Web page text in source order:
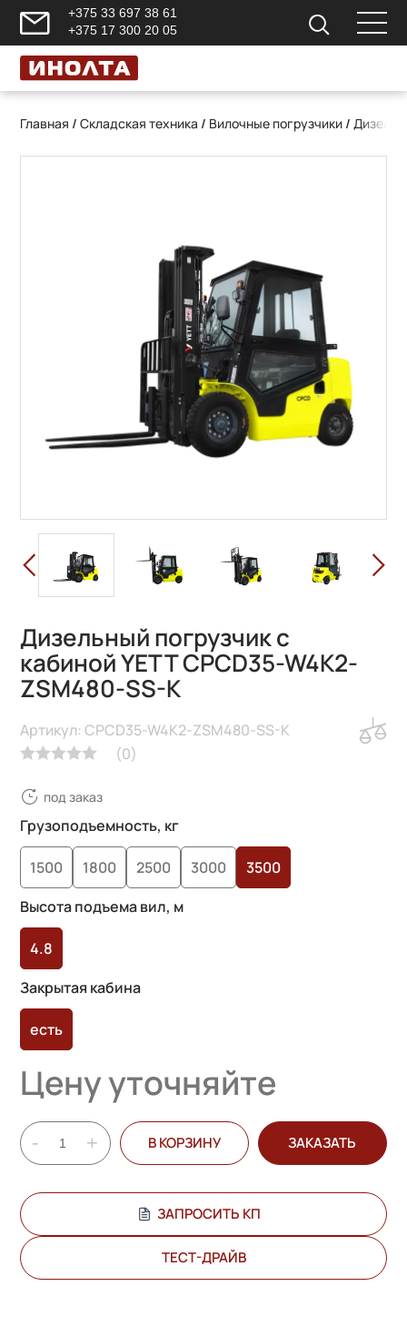
+375 33 697 38 61
+375 17 300 20 05
Главная /Складская техника / Вилочные погрузчики /
Дизельный погрузчик с
кабиной YETT CPCD35-W4K2-
ZSM480-SS-K
(0)
Артикул: CPCD35-W4K2-ZSM480-SS-K
под заказ
Грузоподъемность, кг
1500 1800 2500 3000
3500
Высота подъема вил, м
4.8
Закрытая кабина
есть
Цену уточняйте
- + В КОРЗИНУ ЗАКАЗАТЬ
ЗАПРОСИТЬ КП
ТЕСТ-ДРАЙВ